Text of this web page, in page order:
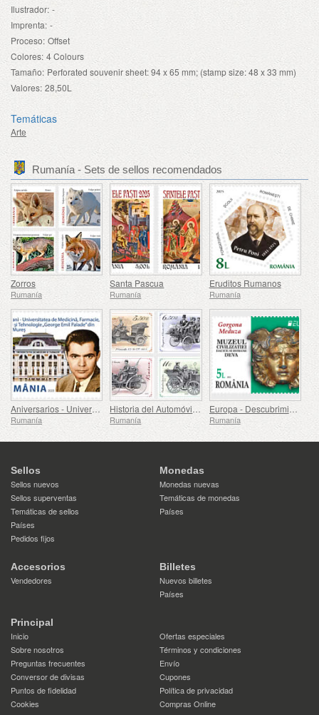
Ilustrador: -
Imprenta: -
Proceso: Offset
Colores: 4 Colours
Tamaño: Perforated souvenir sheet: 94 x 65 mm; (stamp size: 48 x 33 mm)
Valores: 28,50L
Temáticas
Arte
Rumanía - Sets de sellos recomendados
Zorros
Rumanía
Santa Pascua
Rumanía
Eruditos Rumanos
Rumanía
Aniversarios - Universidad de Medicina, Farmacia, Ciencia y Tecnología George Emil Palade de Targu Mures
Rumanía
Historia del Automóvil (II)
Rumanía
Europa - Descubrimientos Arqueológicos Nacionales
Rumanía
Sellos
Sellos nuevos
Sellos superventas
Temáticas de sellos
Países
Pedidos fijos
Monedas
Monedas nuevas
Temáticas de monedas
Países
Accesorios
Vendedores
Billetes
Nuevos billetes
Países
Principal
Inicio
Ofertas especiales
Sobre nosotros
Términos y condiciones
Preguntas frecuentes
Envío
Conversor de divisas
Cupones
Puntos de fidelidad
Política de privacidad
Cookies
Compras Online